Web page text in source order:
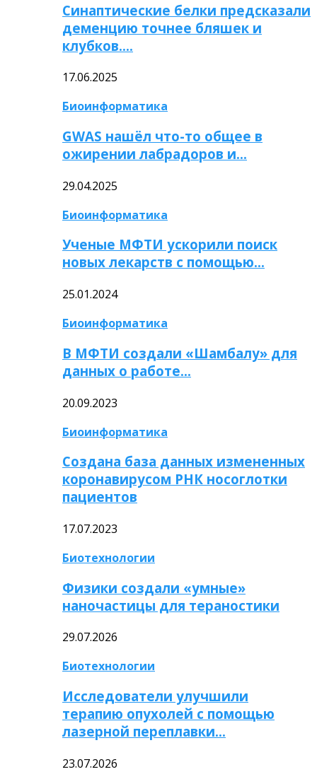
Синаптические белки предсказали
деменцию точнее бляшек и
клубков….
17.06.2025
Биоинформатика
GWAS нашёл что-то общее в
ожирении лабрадоров и…
29.04.2025
Биоинформатика
Ученые МФТИ ускорили поиск
новых лекарств с помощью…
25.01.2024
Биоинформатика
В МФТИ создали «Шамбалу» для
данных о работе…
20.09.2023
Биоинформатика
Создана база данных измененных
коронавирусом РНК носоглотки
пациентов
17.07.2023
Биотехнологии
Физики создали «умные»
наночастицы для тераностики
29.07.2026
Биотехнологии
Исследователи улучшили
терапию опухолей с помощью
лазерной переплавки…
23.07.2026